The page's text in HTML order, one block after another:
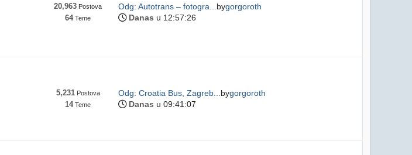
20,963 Postova
64Teme
Odg: Autotrans – fotogra... bygorgoroth
Danas u 12:57:26
5,231Postova
14Teme
Odg: Croatia Bus, Zagreb... bygorgoroth
Danas u 09:41:07